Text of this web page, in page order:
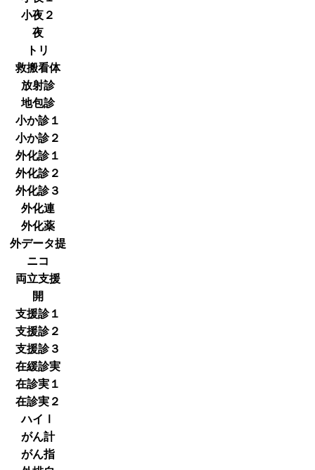
小夜２
夜
トリ
救搬看体
放射診
地包診
小か診１
小か診２
外化診１
外化診２
外化診３
外化連
外化薬
外データ提
ニコ
両立支援
開
支援診１
支援診２
支援診３
在緩診実
在診実１
在診実２
ハイⅠ
がん計
がん指